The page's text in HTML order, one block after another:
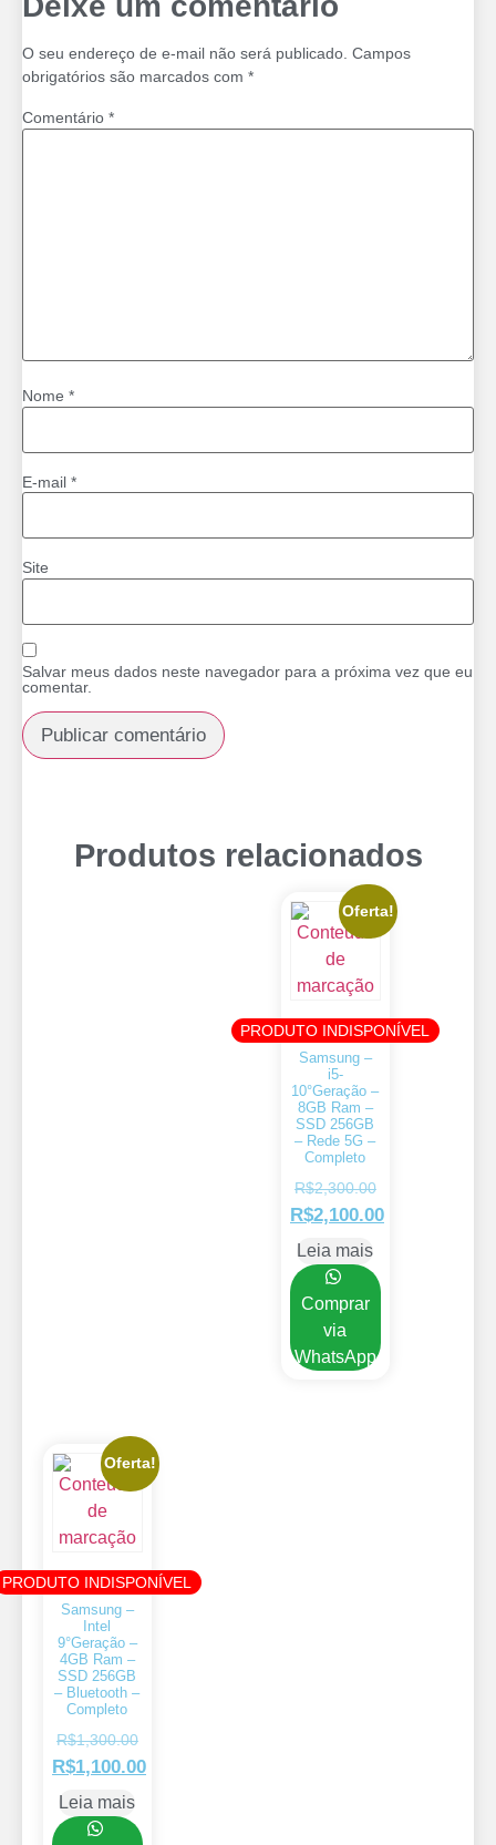
O seu endereço de e-mail não será publicado. Campos
obrigatórios são marcados com *
Comentário *
Nome *
E-mail *
Site
Salvar meus dados neste navegador para a próxima vez que eu
comentar.
Produtos relacionados
Oferta!
PRODUTO INDISPONÍVEL
Samsung –
i5-
10°Geração –
8GB Ram –
SSD 256GB
– Rede 5G –
Completo
R$2,300.00
R$2,100.00
Leia mais
Comprar
via
WhatsApp
Oferta!
PRODUTO INDISPONÍVEL
Samsung –
Intel
9°Geração –
4GB Ram –
SSD 256GB
– Bluetooth –
Completo
R$1,300.00
R$1,100.00
Leia mais